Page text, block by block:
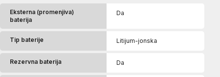
Eksterna (promenjiva)
baterija
Da
Tip baterije Litijum-jonska
Rezervna baterija Da